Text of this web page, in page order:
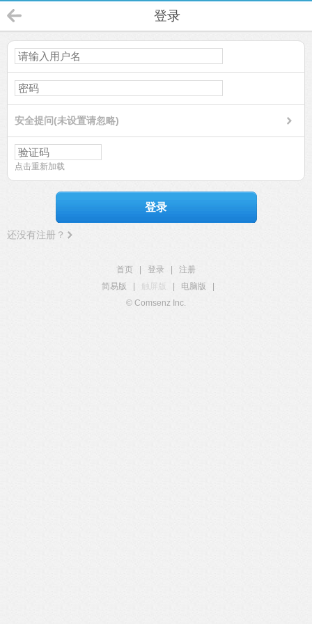
登录
安全提问(未设置请忽略)
点击重新加载
登录
还没有注册？
首页 登录
注册
简易版
触屏版 电脑版
© Comsenz Inc.